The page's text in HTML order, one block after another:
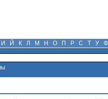
И Й К Л М Н О П Р С Т У Ф